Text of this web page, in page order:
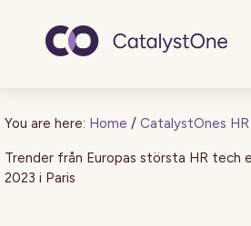
You are here: Home / CatalystOnes
Trender från Europas största HR tech
2023 i Paris